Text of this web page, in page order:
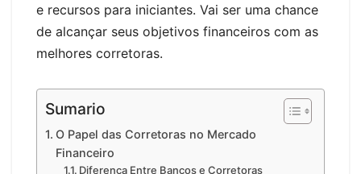
e recursos para iniciantes. Vai ser uma chance
de alcançar seus objetivos financeiros com as
melhores corretoras.
Sumario
O Papel das Corretoras no Mercado
Financeiro
Diferença Entre Bancos e Corretoras